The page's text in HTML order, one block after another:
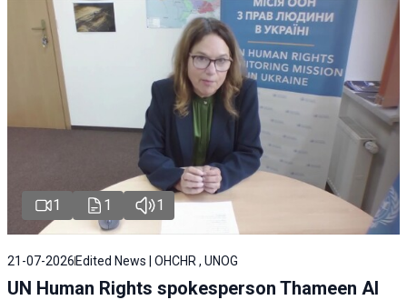
1 1 1
21-07-2026 Edited News | OHCHR , UNOG
UN Human Rights spokesperson Thameen Al